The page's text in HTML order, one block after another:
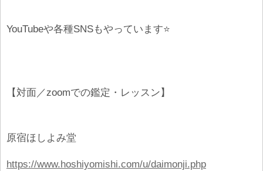
YouTubeや各種SNSもやっています⭐️
【対面／zoomでの鑑定・レッスン】
原宿ほしよみ堂
https://www.hoshiyomishi.com/u/daimonji.php